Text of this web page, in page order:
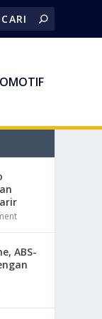
ABS-